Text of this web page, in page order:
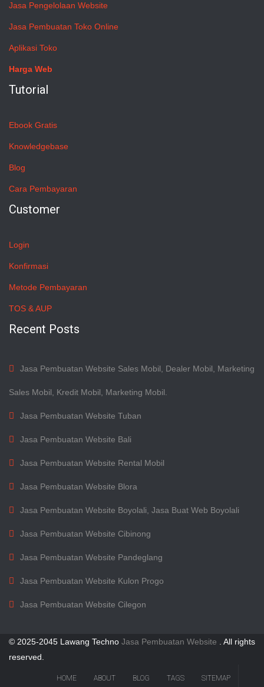
Jasa Pengelolaan Website
Jasa Pembuatan Toko Online
Aplikasi Toko
Harga Web
Tutorial
Ebook Gratis
Knowledgebase
Blog
Cara Pembayaran
Customer
Login
Konfirmasi
Metode Pembayaran
TOS & AUP
Recent Posts
Jasa Pembuatan Website Sales Mobil, Dealer Mobil, Marketing
Sales Mobil, Kredit Mobil, Marketing Mobil.
Jasa Pembuatan Website Tuban
Jasa Pembuatan Website Bali
Jasa Pembuatan Website Rental Mobil
Jasa Pembuatan Website Blora
Jasa Pembuatan Website Boyolali, Jasa Buat Web Boyolali
Jasa Pembuatan Website Cibinong
Jasa Pembuatan Website Pandeglang
Jasa Pembuatan Website Kulon Progo
Jasa Pembuatan Website Cilegon
© 2025-2045 Lawang Techno Jasa Pembuatan Website
. All rights
reserved.
HOME ABOUT BLOG TAGS SITEMAP